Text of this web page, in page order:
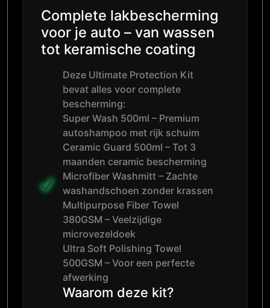
Complete lakbescherming
voor je auto – van wassen
tot keramische coating
Deze Ultimate Protection Kit
bevat alles voor complete
bescherming:
Super Wash 500ml – Premium
autoshampoo met rijk schuim
Ceramic Guard 500ml – Tot 3
maanden ceramic bescherming
Microfiber Washmitt – Zachte
washandschoen zonder krassen
Multipurpose Fiber Towel
380GSM – Veelzijdige
microvezeldoek
Ultra Soft Polishing Towel
500GSM – Voor een perfecte
afwerking
Waarom deze kit?